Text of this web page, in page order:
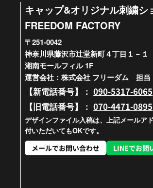
キャップ&オリジナル刺繍シ
FREEDOM FACTORY
〒251-0042
神奈川県藤沢市辻堂新町４丁目１－１
湘南モールフィル 1F
運営会社：株式会社 フリーダム 担当
【新電話番号】：090-5317-6065
【旧電話番号】：070-4471-0895
デザインファイル入稿は、上記メールア
付いただいてもOKです。
メールでお問い合わせ
LINEでお問